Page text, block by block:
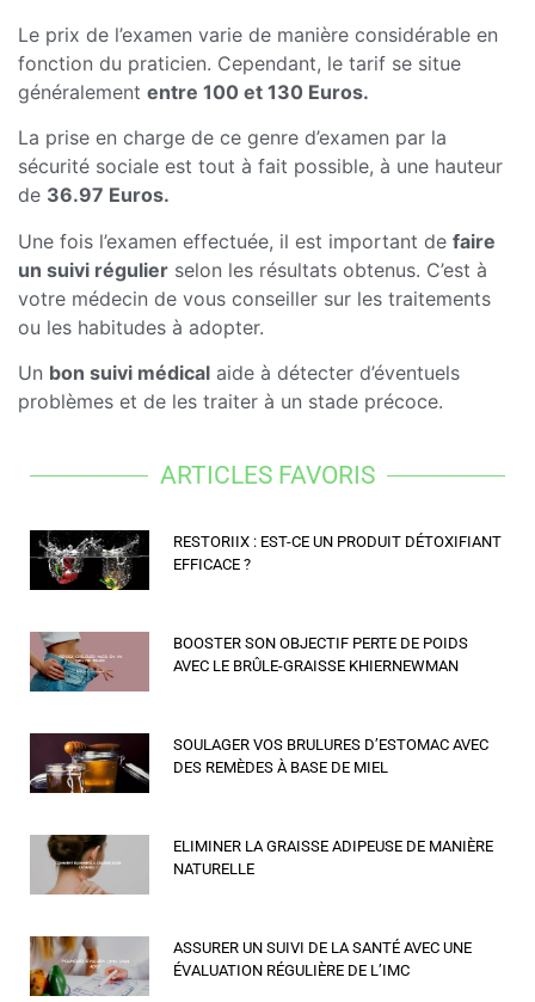
Le prix de l’examen varie de manière considérable en
fonction du praticien. Cependant, le tarif se situe
généralement entre 100 et 130 Euros.
La prise en charge de ce genre d’examen par la
sécurité sociale est tout à fait possible, à une hauteur
de 36.97 Euros.
Une fois l’examen effectuée, il est important de faire
un suivi régulier selon les résultats obtenus. C’est à
votre médecin de vous conseiller sur les traitements
ou les habitudes à adopter.
Un bon suivi médical aide à détecter d’éventuels
problèmes et de les traiter à un stade précoce.
ARTICLES FAVORIS
RESTORIIX : EST-CE UN PRODUIT DÉTOXIFIANT
EFFICACE ?
BOOSTER SON OBJECTIF PERTE DE POIDS
AVEC LE BRÛLE-GRAISSE KHIERNEWMAN
SOULAGER VOS BRULURES D’ESTOMAC AVEC
DES REMÈDES À BASE DE MIEL
ELIMINER LA GRAISSE ADIPEUSE DE MANIÈRE
NATURELLE
ASSURER UN SUIVI DE LA SANTÉ AVEC UNE
ÉVALUATION RÉGULIÈRE DE L’IMC